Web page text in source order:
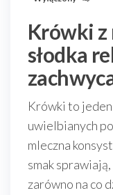
Krówki z
słodka
Krówki to
uwielbianych
mleczna
smak
zarówno na co